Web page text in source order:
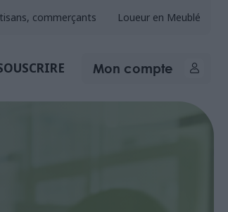
commerçants Loueur en Meublé
Mon compte